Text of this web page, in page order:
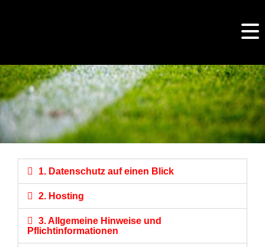
1. Datenschutz auf einen Blick
2. Hosting
3. Allgemeine Hinweise und
Pflichtinformationen